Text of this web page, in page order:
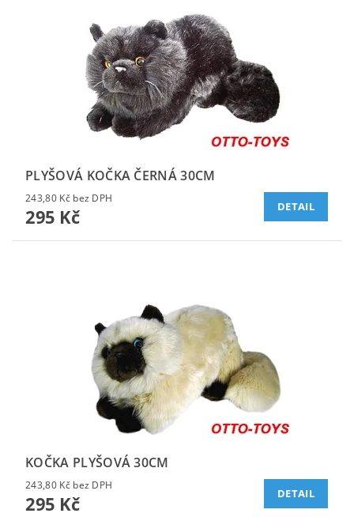
PLYŠOVÁ KOČKA ČERNÁ 30CM
243,80 Kč bez DPH
295 Kč DETAIL
KOČKA PLYŠOVÁ 30CM
243,80 Kč bez DPH
295 Kč DETAIL